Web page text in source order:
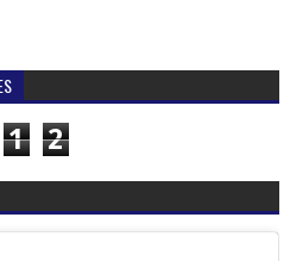
1 2